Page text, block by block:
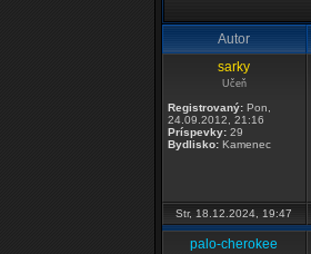
Autor
sarky
Učeň
Registrovaný:Pon,
24.09.2012, 21:16
Príspevky:29
Bydlisko:Kamenec
Str, 18.12.2024, 19:47
palo-cherokee